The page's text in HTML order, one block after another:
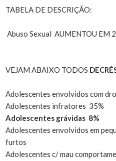
TABELA DE DESCRIÇÃO:
Abuso Sexual AUMENTOU EM
VEJAM ABAIXO TODOS
Adolescentes envolvidos com
Adolescentes infratores 35%
Adolescentes grávidas 8%
Adolescentes envolvidos em
furtos
Adolescentes c/ mau